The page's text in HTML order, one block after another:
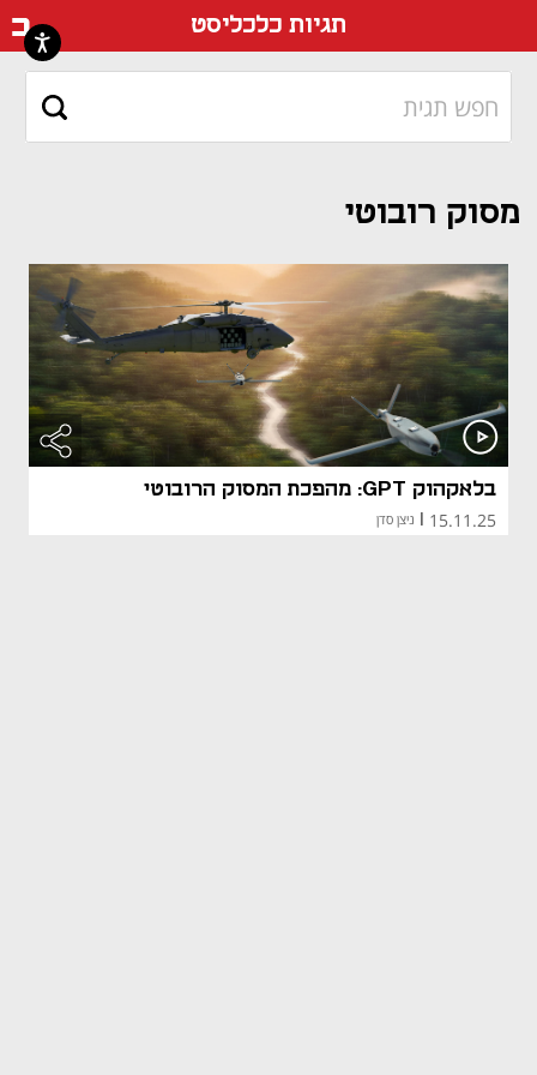
תגיות כלכליסט
מסוק רובוטי
בלאקהוק GPT: מהפכת המסוק הרובוטי
15.11.25 ניצן סדן